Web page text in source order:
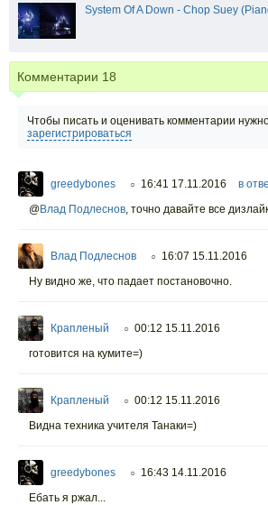
System Of A Down - Chop Suey
Комментарии 18
Чтобы писать и оценивать комментарии
зарегистрироваться
greedybones ○ 16:41 17.11.2016 в
@Влад Подлеснов, точно давайте все
Влад Подлеснов ○ 16:07 15.11.2016
Ну видно же, что падает постановочно.
Крапленый ○ 00:12 15.11.2016
готовится на кумите=)
Крапленый ○ 00:12 15.11.2016
Видна техника учителя Танаки=)
greedybones ○ 16:43 14.11.2016
Ебать я ржал...